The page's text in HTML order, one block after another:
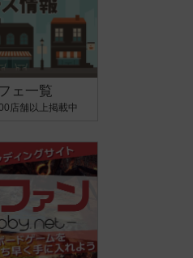
ェ一覧
店舗以上掲載中